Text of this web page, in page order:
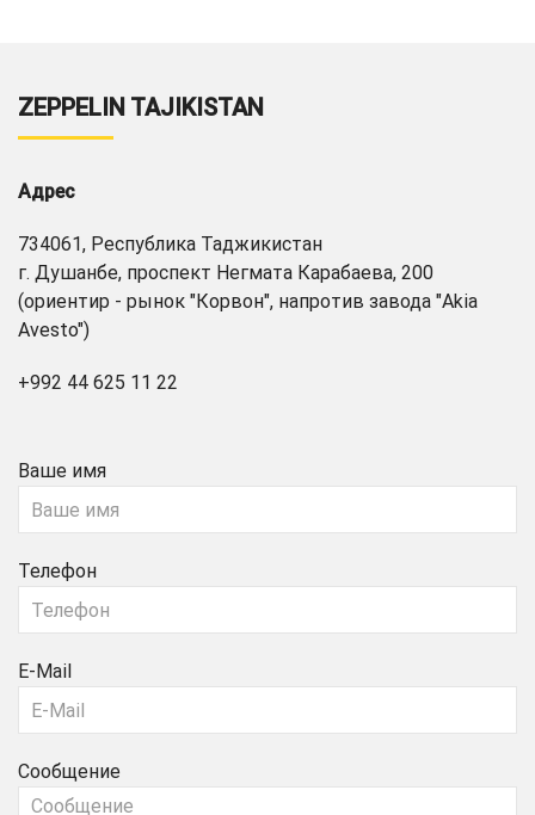
ZEPPELIN TAJIKISTAN
Адрес
734061, Республика Таджикистан
г. Душанбе, проспект Негмата Карабаева, 200
(ориентир - рынок "Корвон", напротив завода "Akia
Avesto")
+992 44 625 11 22
Ваше имя
Телефон
E-Mail
Сообщение